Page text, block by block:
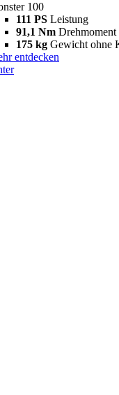
100
111 PS Leistung
91,1 Nm Drehmoment
175 kg Gewicht ohne
entdecken